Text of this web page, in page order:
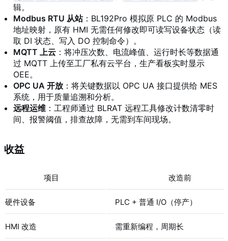
辑。
Modbus RTU 从站：BL192Pro 模拟原 PLC 的 Modbus
地址映射，原有 HMI 无需任何修改即可读写设备状态（读
取 DI 状态、写入 DO 控制命令）。
MQTT 上云 ：将冲压次数、电流峰值、运行时长等数据通
过 MQTT 上传至工厂私有云平台，生产看板实时显示
OEE。
OPC UA 开放 ：将关键数据以 OPC UA 接口提供给 MES
系统，用于质量追溯和分析。
远程运维 ：工程师通过 BLRAT 远程工具修改计数清零时
间、报警阈值，排查故障，无需到车间现场。
收益
项目 改造前
硬件设备 PLC + 普通 I/O（停产）
HMI 改造 需重新编程，周期长